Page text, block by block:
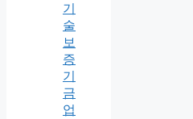
기
술
보
증
기
금
업